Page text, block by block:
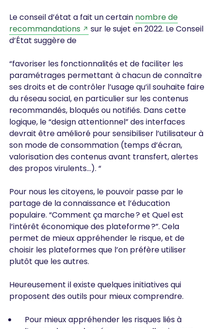
Le conseil d’état a fait un certain nombre de
recommandations
sur le sujet en 2022. Le Conseil
d’État suggère de
“favoriser les fonctionnalités et de faciliter les
paramétrages permettant à chacun de connaître
ses droits et de contrôler l’usage qu’il souhaite faire
du réseau social, en particulier sur les contenus
recommandés, bloqués ou notifiés. Dans cette
logique, le “design attentionnel” des interfaces
devrait être amélioré pour sensibiliser l’utilisateur à
son mode de consommation (temps d’écran,
valorisation des contenus avant transfert, alertes
des propos virulents…). “
Pour nous les citoyens, le pouvoir passe par le
partage de la connaissance et l’éducation
populaire. “Comment ça marche ? et Quel est
l’intérêt économique des plateforme ?”. Cela
permet de mieux appréhender le risque, et de
choisir les plateformes que l’on préfère utiliser
plutôt que les autres.
Heureusement il existe quelques initiatives qui
proposent des outils pour mieux comprendre.
Pour mieux appréhender les risques liés à